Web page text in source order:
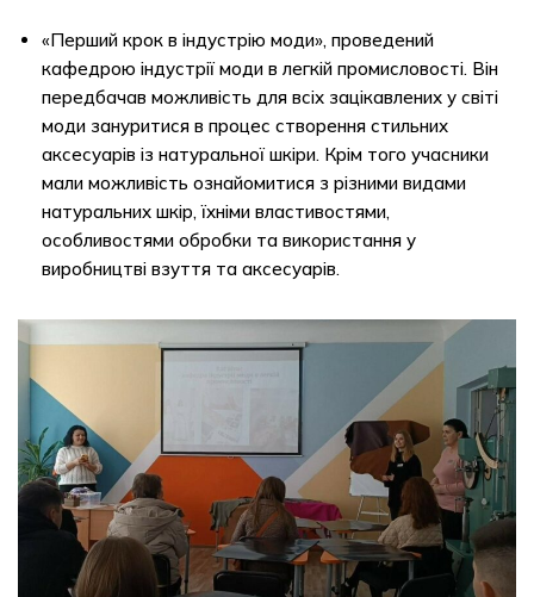
«Перший крок в індустрію моди», проведений
кафедрою індустрії моди в легкій промисловості. Він
передбачав можливість для всіх зацікавлених у світі
моди зануритися в процес створення стильних
аксесуарів із натуральної шкіри. Крім того учасники
мали можливість ознайомитися з різними видами
натуральних шкір, їхніми властивостями,
особливостями обробки та використання у
виробництві взуття та аксесуарів.